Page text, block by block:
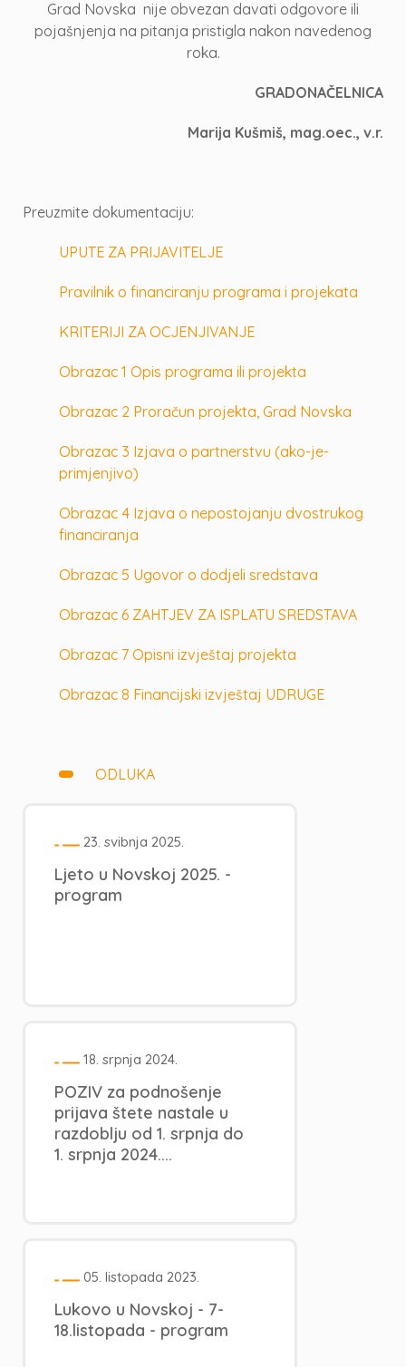
Grad Novska nije obvezan davati odgovore ili
pojašnjenja na pitanja pristigla nakon navedenog
roka.
GRADONAČELNICA
Marija Kušmiš, mag.oec., v.r.
Preuzmite dokumentaciju:
UPUTE ZA PRIJAVITELJE
Pravilnik o financiranju programa i projekata
KRITERIJI ZA OCJENJIVANJE
Obrazac 1 Opis programa ili projekta
Obrazac 2 Proračun projekta, Grad Novska
Obrazac 3 Izjava o partnerstvu (ako-je-
primjenjivo)
Obrazac 4 Izjava o nepostojanju dvostrukog
financiranja
Obrazac 5 Ugovor o dodjeli sredstava
Obrazac 6 ZAHTJEV ZA ISPLATU SREDSTAVA
Obrazac 7 Opisni izvještaj projekta
Obrazac 8 Financijski izvještaj UDRUGE
ODLUKA
23. svibnja 2025.
Ljeto u Novskoj 2025. -
program
18. srpnja 2024.
POZIV za podnošenje
prijava štete nastale u
razdoblju od 1. srpnja do
1. srpnja 2024....
05. listopada 2023.
Lukovo u Novskoj - 7-
18.listopada - program